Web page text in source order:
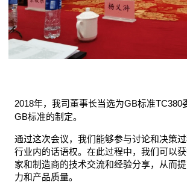
2018年，我司董事长当选为GB标准TC380
GB标准的制定。
通过这次会议，我们能够参与讨论和决策
行业内的话语权。在此过程中，我们可以
家和制造商的技术交流和经验分享，从而
力和产品质量。